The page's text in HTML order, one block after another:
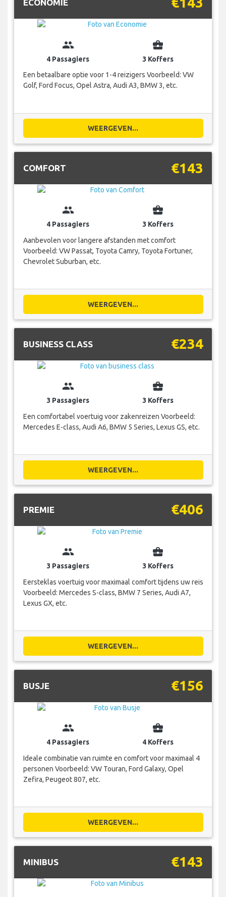
ECONOMIE
group
4 Passagiers
business_center
3 Koffers
Een betaalbare optie voor 1-4 reizigers Voorbeeld: VW
Golf, Ford Focus, Opel Astra, Audi A3, BMW 3, etc.
WEERGEVEN...
COMFORT €143
group
4 Passagiers
business_center
3 Koffers
Aanbevolen voor langere afstanden met comfort
Voorbeeld: VW Passat, Toyota Camry, Toyota Fortuner,
Chevrolet Suburban, etc.
WEERGEVEN...
BUSINESS CLASS €234
group
3 Passagiers
business_center
3 Koffers
Een comfortabel voertuig voor zakenreizen Voorbeeld:
Mercedes E-class, Audi A6, BMW 5 Series, Lexus GS, etc.
WEERGEVEN...
PREMIE €406
group
3 Passagiers
business_center
3 Koffers
Eersteklas voertuig voor maximaal comfort tijdens uw reis
Voorbeeld: Mercedes S-class, BMW 7 Series, Audi A7,
Lexus GX, etc.
WEERGEVEN...
BUSJE €156
group
4 Passagiers
business_center
4 Koffers
Ideale combinatie van ruimte en comfort voor maximaal 4
personen Voorbeeld: VW Touran, Ford Galaxy, Opel
Zefira, Peugeot 807, etc.
WEERGEVEN...
MINIBUS €143